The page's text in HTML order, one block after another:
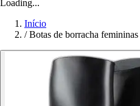
Loading...
Início
/ Botas de borracha